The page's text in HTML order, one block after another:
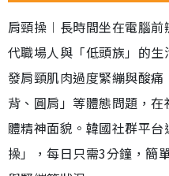
肩頸操︱長時間坐在電腦
代職場人與「低頭族」的
發肩頸肌肉過度緊繃與酸
背、圓肩」等體態問題，
體精神面貌。韓國社群平
操」，每日只需3分鐘，簡